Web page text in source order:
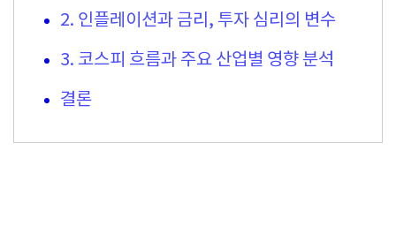
2. 인플레이션과 금리, 투자 심리의 변수
3. 코스피 흐름과 주요 산업별 영향 분석
결론